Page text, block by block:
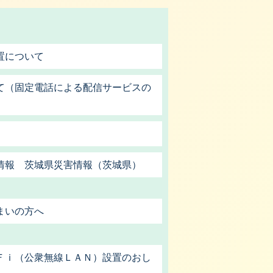
について
（固定電話による配信サービスの
報 茨城県災害情報（茨城県）
いの方へ
（公衆無線ＬＡＮ）設置のおし